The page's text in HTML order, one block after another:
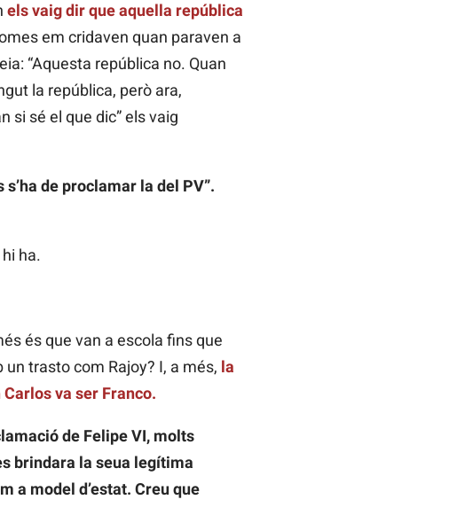
els vaig dir que aquella república
em cridaven quan paraven a
“Aquesta república no. Quan
la república, però ara,
si sé el que dic” els vaig
de proclamar la del PV”.
ha.
és que van a escola fins que
trasto com Rajoy? I, a més, la
va ser Franco.
de Felipe VI, molts
brindara la seua legítima
a model d’estat. Creu que